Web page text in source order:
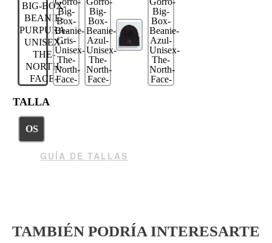
TALLA
OS
GUÍA DE TALLAS
TAMBIÉN PODRÍA INTERESARTE